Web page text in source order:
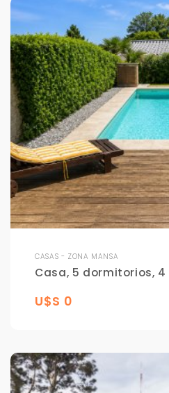
CASAS - ZONA MANSA
Casa, 5 dormitorios, 4
U$S 0